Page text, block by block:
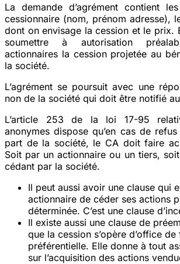
La demande d’agrément contient
cessionnaire (nom, prénom adresse),
dont on envisage la cession et le prix.
soumettre à autorisation
actionnaires la cession projetée au
la société.
L’agrément se poursuit avec une
non de la société qui doit être notifié
L’article 253 de la loi 17-95
anonymes dispose qu’en cas de
part de la société, le CA doit faire
Soit par un actionnaire ou un tiers,
cédant par la société.
Il peut aussi avoir une clause qui
actionnaire de céder ses actions
déterminée. C’est une clause
Il existe aussi une clause de
que la cession s’opère d’office
préférentielle. Elle donne à tout
sur l’acquisition des actions